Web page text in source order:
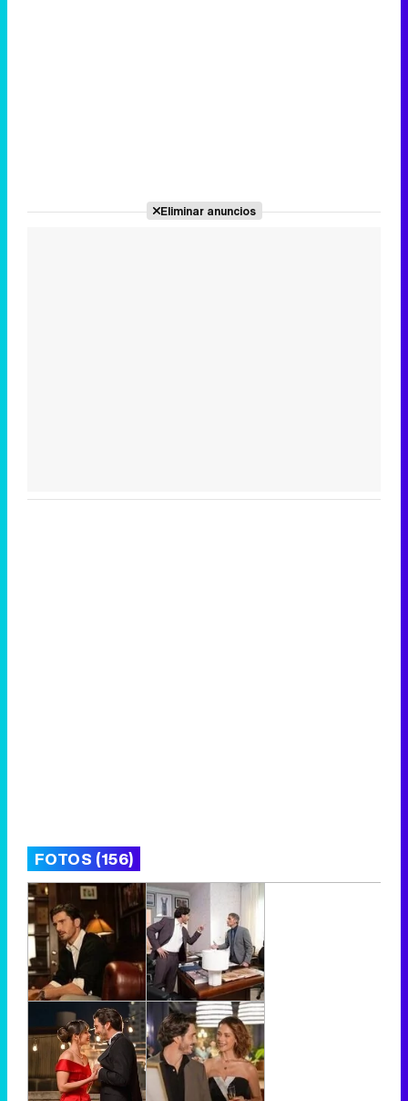
Eliminar anuncios
FOTOS (156)